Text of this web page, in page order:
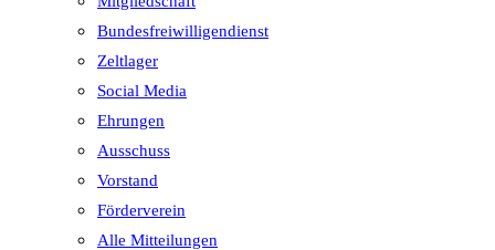
Bundesfreiwilligendienst
Zeltlager
Social Media
Ehrungen
Ausschuss
Vorstand
Förderverein
Alle Mitteilungen